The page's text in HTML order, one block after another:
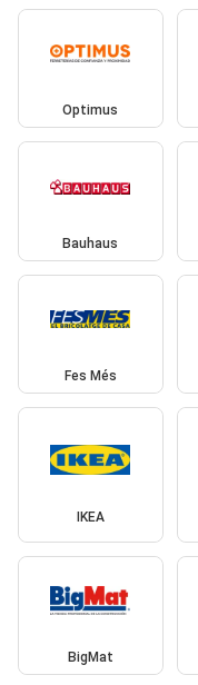
Optimus
Bauhaus
Fes Més
IKEA
BigMat